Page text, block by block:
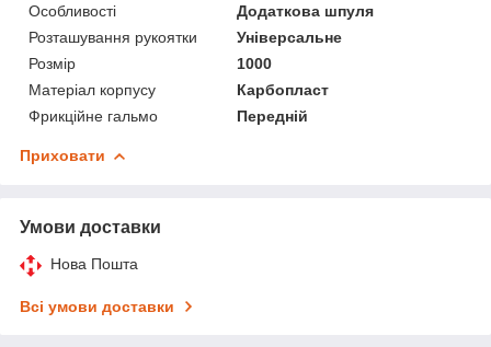
Особливості
Додаткова шпуля
Розташування рукоятки
Універсальне
Розмір
1000
Матеріал корпусу
Карбопласт
Фрикційне гальмо
Передній
Приховати
Умови доставки
Нова Пошта
Всі умови доставки